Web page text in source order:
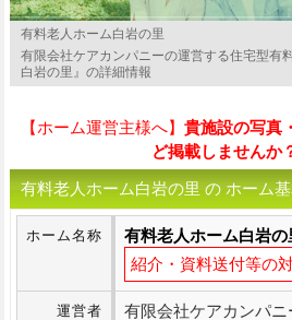
有料老人ホーム白岩の里
有限会社ケアカンパニーの運営する住宅型有
白岩の里』の詳細情報
【ホーム運営主様へ】貴施設の写真
ど掲載しませんか
有料老人ホーム白岩の里 の ホーム
ホーム名称
有料老人ホーム白岩の
紹介・資料送付等の
運営者 有限会社ケアカンパニ